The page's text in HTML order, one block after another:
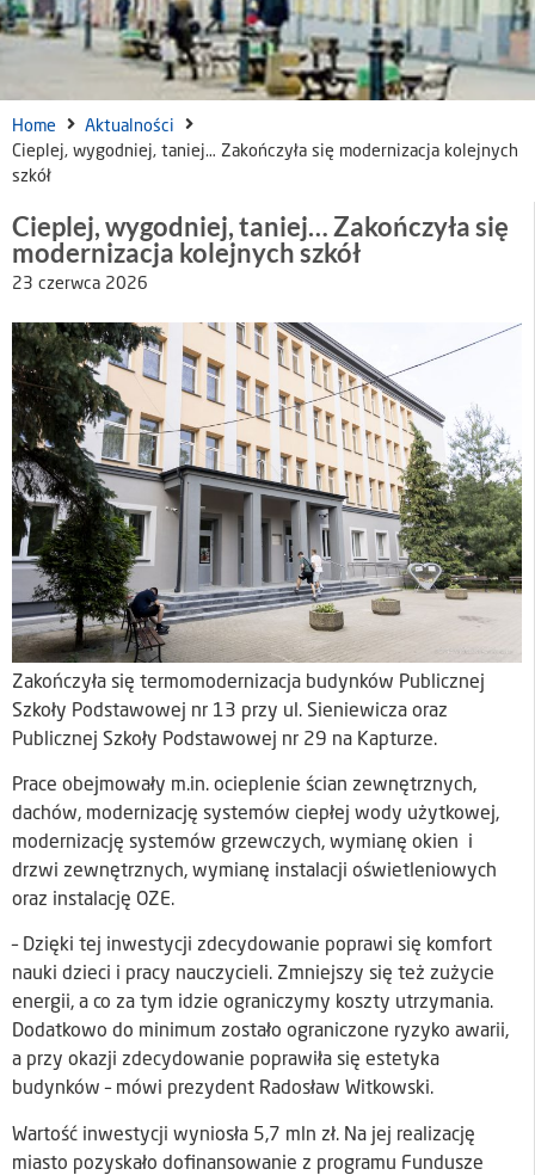
Home
Aktualności
Cieplej, wygodniej, taniej… Zakończyła się modernizacja kolejnych
szkół
Cieplej, wygodniej, taniej… Zakończyła się
modernizacja kolejnych szkół
23 czerwca 2026
Zakończyła się termomodernizacja budynków Publicznej
Szkoły Podstawowej nr 13 przy ul. Sieniewicza oraz
Publicznej Szkoły Podstawowej nr 29 na Kapturze.
Prace obejmowały m.in. ocieplenie ścian zewnętrznych,
dachów, modernizację systemów ciepłej wody użytkowej,
modernizację systemów grzewczych, wymianę okien i
drzwi zewnętrznych, wymianę instalacji oświetleniowych
oraz instalację OZE.
– Dzięki tej inwestycji zdecydowanie poprawi się komfort
nauki dzieci i pracy nauczycieli. Zmniejszy się też zużycie
energii, a co za tym idzie ograniczymy koszty utrzymania.
Dodatkowo do minimum zostało ograniczone ryzyko awarii,
a przy okazji zdecydowanie poprawiła się estetyka
budynków – mówi prezydent Radosław Witkowski.
Wartość inwestycji wyniosła 5,7 mln zł. Na jej realizację
miasto pozyskało dofinansowanie z programu Fundusze